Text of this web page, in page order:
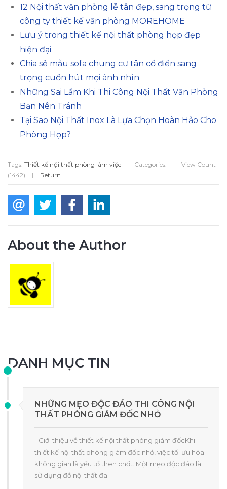
12 Nội thất văn phòng lễ tân đẹp, sang trọng từ
công ty thiết kế văn phòng MOREHOME
Lưu ý trong thiết kế nội thất phòng họp đẹp
hiện đại
Chia sẻ mẫu sofa chung cư tân cổ điển sang
trọng cuốn hút mọi ánh nhìn
Những Sai Lầm Khi Thi Công Nội Thất Văn Phòng
Bạn Nên Tránh
Tại Sao Nội Thất Inox Là Lựa Chọn Hoàn Hảo Cho
Phòng Họp?
Tags: Thiết kế nội thất phòng làm việc | Categories: |
View Count
(1442)
| Return
About the Author
DANH MỤC TIN
NHỮNG MẸO ĐỘC ĐÁO THI CÔNG NỘI
THẤT PHÒNG GIÁM ĐỐC NHỎ
- Giới thiệu về thiết kế nội thất phòng giám đốcKhi
thiết kế nội thất phòng giám đốc nhỏ, việc tối ưu hóa
không gian là yếu tố then chốt. Một mẹo độc đáo là
sử dụng đồ nội thất đa